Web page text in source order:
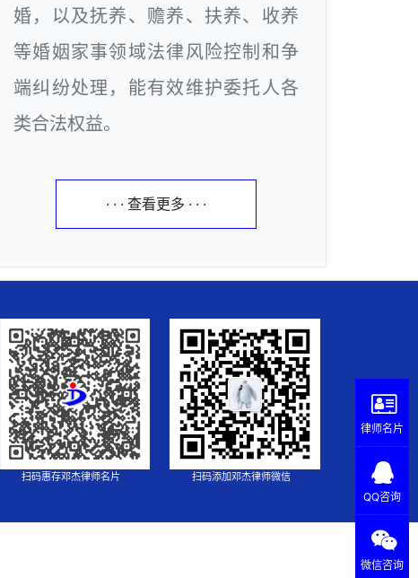
婚，以及抚养、赡养、扶养、收养
等婚姻家事领域法律风险控制和争
端纠纷处理，能有效维护委托人各
类合法权益。
· · · 查看更多 · · ·
扫码惠存邓杰律师名片 扫码添加邓杰律师微信
律师名片
QQ咨询
微信咨询